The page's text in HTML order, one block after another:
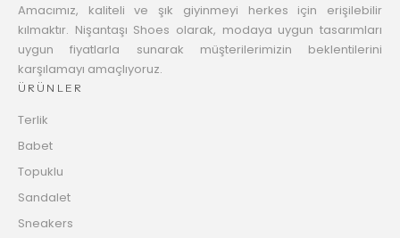
Amacımız, kaliteli ve şık giyinmeyi herkes için erişilebilir
kılmaktır. Nişantaşı Shoes olarak, modaya uygun tasarımları
uygun fiyatlarla sunarak müşterilerimizin beklentilerini
karşılamayı amaçlıyoruz.
ÜRÜNLER
Terlik
Babet
Topuklu
Sandalet
Sneakers